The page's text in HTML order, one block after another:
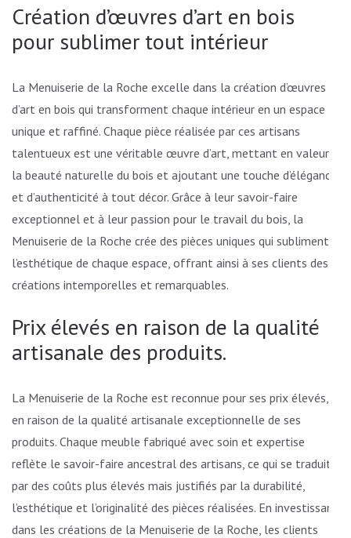
Création d’œuvres d’art en bois
pour sublimer tout intérieur
La Menuiserie de la Roche excelle dans la création d’œuvres
d’art en bois qui transforment chaque intérieur en un espace
unique et raffiné. Chaque pièce réalisée par ces artisans
talentueux est une véritable œuvre d’art, mettant en valeur
la beauté naturelle du bois et ajoutant une touche d’élégance
et d’authenticité à tout décor. Grâce à leur savoir-faire
exceptionnel et à leur passion pour le travail du bois, la
Menuiserie de la Roche crée des pièces uniques qui subliment
l’esthétique de chaque espace, offrant ainsi à ses clients des
créations intemporelles et remarquables.
Prix élevés en raison de la qualité
artisanale des produits.
La Menuiserie de la Roche est reconnue pour ses prix élevés,
en raison de la qualité artisanale exceptionnelle de ses
produits. Chaque meuble fabriqué avec soin et expertise
reflète le savoir-faire ancestral des artisans, ce qui se traduit
par des coûts plus élevés mais justifiés par la durabilité,
l’esthétique et l’originalité des pièces réalisées. En investissant
dans les créations de la Menuiserie de la Roche, les clients